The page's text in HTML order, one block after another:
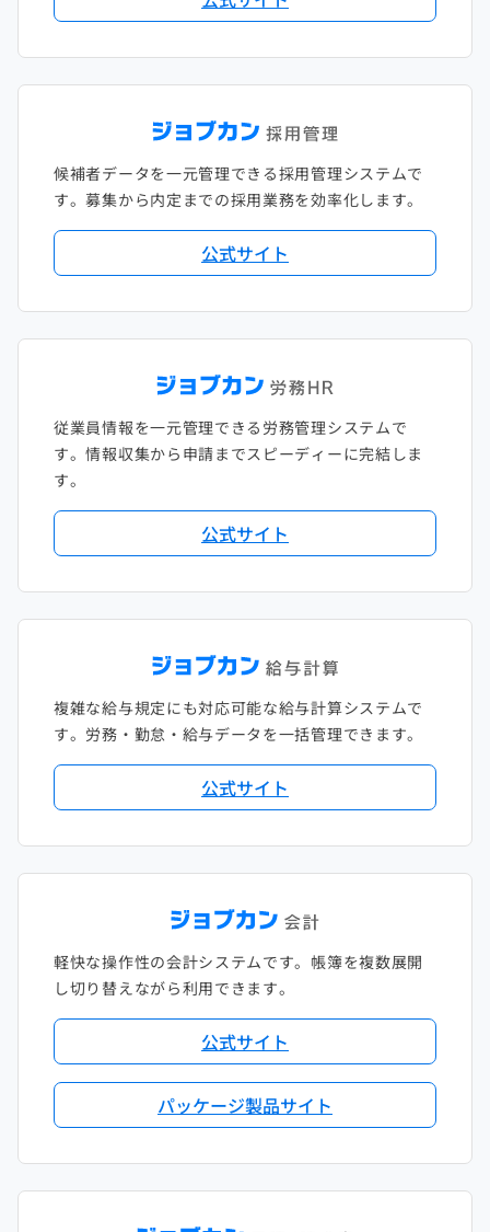
候補者データを一元管理できる採用管理システムで
す。募集から内定までの採用業務を効率化します。
公式サイト
従業員情報を一元管理できる労務管理システムで
す。情報収集から申請までスピーディーに完結しま
す。
公式サイト
複雑な給与規定にも対応可能な給与計算システムで
す。労務・勤怠・給与データを一括管理できます。
公式サイト
軽快な操作性の会計システムです。帳簿を複数展開
し切り替えながら利用できます。
公式サイト
パッケージ製品サイト